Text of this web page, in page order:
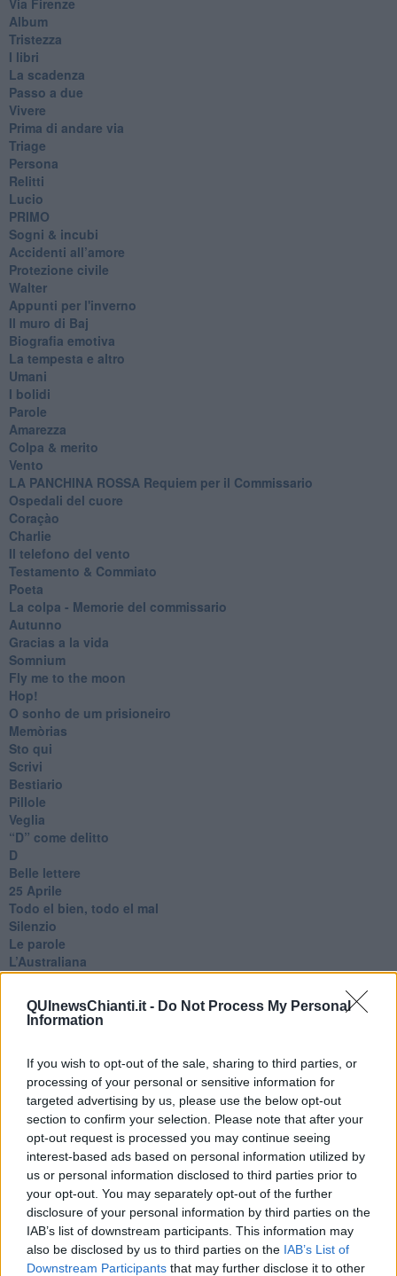
QUInewsChianti.it - Do Not Process My Personal
Information
If you wish to opt-out of the sale, sharing to third parties, or
processing of your personal or sensitive information for
targeted advertising by us, please use the below opt-out
section to confirm your selection. Please note that after your
opt-out request is processed you may continue seeing
interest-based ads based on personal information utilized by
us or personal information disclosed to third parties prior to
your opt-out. You may separately opt-out of the further
disclosure of your personal information by third parties on the
IAB’s list of downstream participants. This information may
also be disclosed by us to third parties on the IAB’s List of
Downstream Participants that may further disclose it to other
Album
Tristezza
I libri
La scadenza
Passo a due
Vivere
Prima di andare via
Triage
Persona
Relitti
Lucio
PRIMO
Sogni & incubi
Accidenti all’amore
Protezione civile
Walter
Appunti per l'inverno
Il muro di Baj
Biografia emotiva
La tempesta e altro
Umani
I bolidi
Parole
Amarezza
Colpa & merito
Vento
​LA PANCHINA ROSSA Requiem per il Commissario
Ospedali del cuore
Coraçào
Charlie
Il telefono del vento
Testamento & Commiato
Poeta
​La colpa - Memorie del commissario
Autunno
Gracias a la vida
Somnium
Fly me to the moon
Hop!
O sonho de um prisioneiro
Memòrias
Sto qui
Scrivi
Bestiario
Pillole
Veglia
​“D” come delitto
D
Belle lettere
25 Aprile
Todo el bien, todo el mal
Silenzio
Le parole
​L’Australiana
Le stelle del jazz
Vita & morte
Auguri
Continuando, la nonna e il carretto
Metaverso smart
Fiamme
Anzi
Confessioni autoreferenziali
Utopie
Estate
Il lago
Il diluvio
La classe
Pensieri incoerenti
Dal balcone